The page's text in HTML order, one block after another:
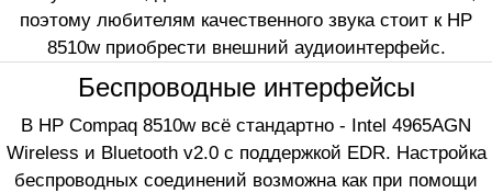
поэтому любителям качественного звука стоит к HP
8510w приобрести внешний аудиоинтерфейс.
Беспроводные интерфейсы
В HP Compaq 8510w всё стандартно - Intel 4965AGN
Wireless и Bluetooth v2.0 с поддержкой EDR. Настройка
беспроводных соединений возможна как при помощи